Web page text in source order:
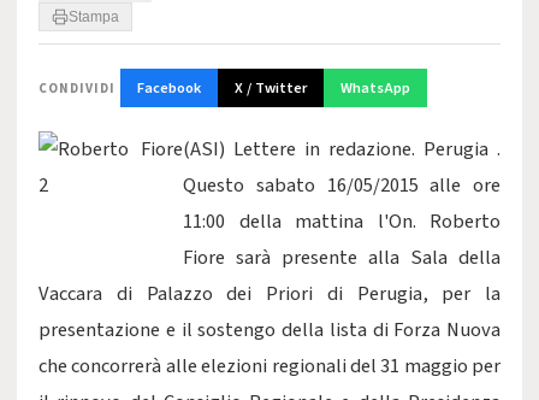
Stampa
CONDIVIDI Facebook X / Twitter WhatsApp
(ASI) Lettere in redazione. Perugia .
Questo sabato 16/05/2015 alle ore
11:00 della mattina l'On. Roberto
Fiore sarà presente alla Sala della
Vaccara di Palazzo dei Priori di Perugia, per la
presentazione e il sostengo della lista di Forza Nuova
che concorrerà alle elezioni regionali del 31 maggio per